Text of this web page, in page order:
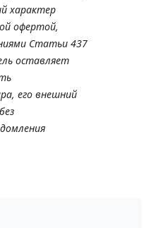
характер
офертой,
Статьи 437
оставляет
его внешний